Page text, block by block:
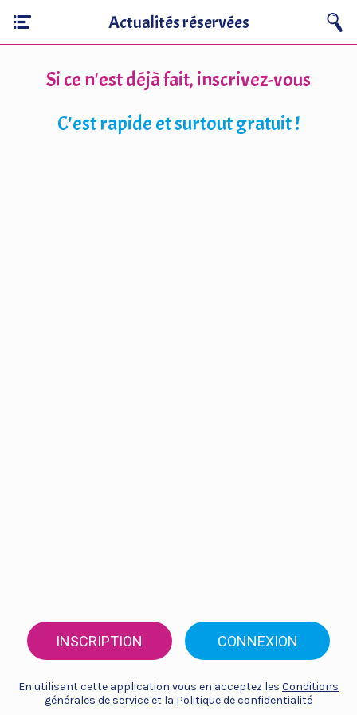
Actualités réservées
Si ce n'est déjà fait, inscrivez-vous
C'est rapide et surtout gratuit !
INSCRIPTION CONNEXION
En utilisant cette application vous en acceptez les Conditions
générales de serviceet la Politique de confidentialité